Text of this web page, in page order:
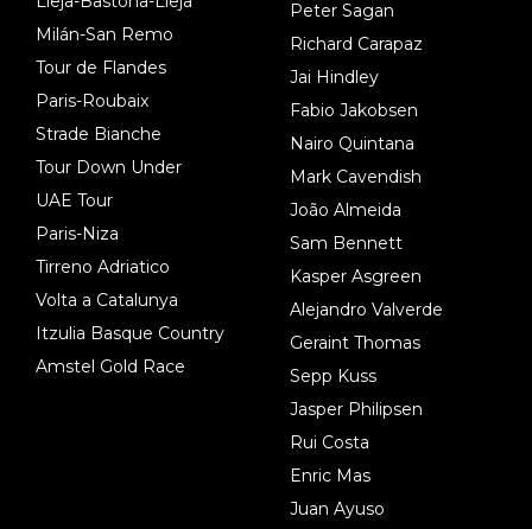
Milán-San Remo
Tour de Flandes
Paris-Roubaix
Strade Bianche
Tour Down Under
UAE Tour
Paris-Niza
Tirreno Adriatico
Volta a Catalunya
Itzulia Basque Country
Amstel Gold Race
Peter Sagan
Richard Carapaz
Jai Hindley
Fabio Jakobsen
Nairo Quintana
Mark Cavendish
João Almeida
Sam Bennett
Kasper Asgreen
Alejandro Valverde
Geraint Thomas
Sepp Kuss
Jasper Philipsen
Rui Costa
Enric Mas
Juan Ayuso